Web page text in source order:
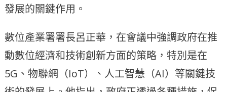
發展的關鍵作用。
數位產業署署長呂正華，在會議中強調政府在推
動數位經濟和技術創新方面的策略，特別是在
5G、物聯網（IoT）、人工智慧（AI）等關鍵技